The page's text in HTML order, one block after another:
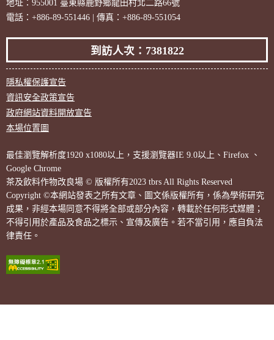
地址：955001 臺東縣鹿野鄉龍田村北二路66號
電話：+886-89-551446 | 傳真：+886-89-551054
到訪人次：7381822
隱私權保護宣告
資訊安全政策宣告
政府網站資料開放宣告
本場位置圖
最佳瀏覽解析度1920 x1080以上，支援瀏覽器IE 9.0以上、Firefox 、
Google Chrome
茶及飲料作物改良場 © 版權所有2023 tbrs All Rights Reserved
Copyright ©本網站發表之所有文章、圖文係版權所有，係為學術研究
成果，非經本場同意不得將全部或部分內容，轉載於任何形式媒體；
不得引用於產品及食品之標示、宣傳及廣告。若不當引用，應自負法
律責任。